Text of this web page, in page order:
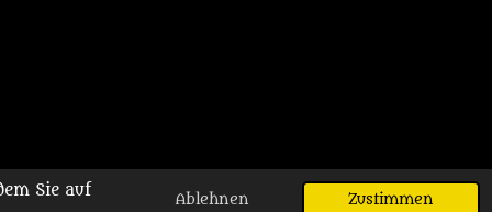
Sie auf
Ablehnen Zustimmen